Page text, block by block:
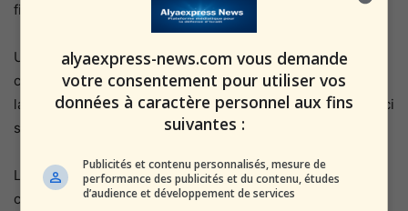
film avait recueilli près de 5 000 signatures.
Un porte-parole de Cineworld a déclaré dans un
communiqué: « Nous sommes heureux d’avoir pu faire de
la place dans le programme de Robert the Bruce et celui-ci
se déroulera au Cineworld en Écosse. »
Le redressement de la société est intervenu après une
campagne acharnée menée par Scottish les nationalistes,
alyaexpress-news.com vous demande
votre consentement pour utiliser vos
données à caractère personnel aux fins
suivantes :
Publicités et contenu personnalisés, mesure de
performance des publicités et du contenu, études
d’audience et développement de services